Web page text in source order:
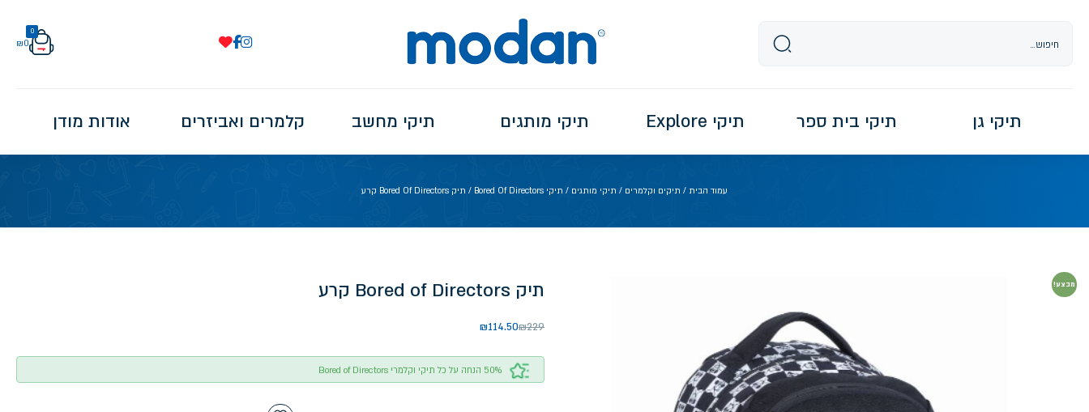
0
₪0
תיקי גן תיקי בית ספר תיקי Explore תיקי מותגים תיקי מחשב קלמרים ואביזרים אודות מודן
עמוד הבית / תיקים וקלמרים / תיקי מותגים / תיקי Bored Of Directors / תיק Bored Of Directors קרע
מבצע! תיק Bored of Directors קרע
₪229
₪114.50
50% הנחה על כל תיקי וקלמרי Bored of Directors